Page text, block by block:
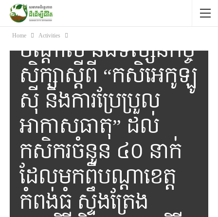
Home Activities
កម្មវិធី វគ្គបណ្តុះ
បណ្តាល និងទស្សនកិច្ច
សិក្សាស្តីពី “កសិអេកូឡូ
ស៊ី និងការប្រែប្រួល
អាកាសធាតុ” ដល់
កសិករចំនួន ៤០ នាក់
ដែលមកពីបណ្ដាខេត្ត
កំពង់ធំ ស្ទឹងត្រែង